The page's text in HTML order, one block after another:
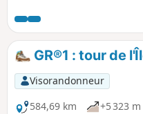
de Quincy-Voisins.
GR®1 : tour de
Visorandonneur
584,69 km
+5 323 m